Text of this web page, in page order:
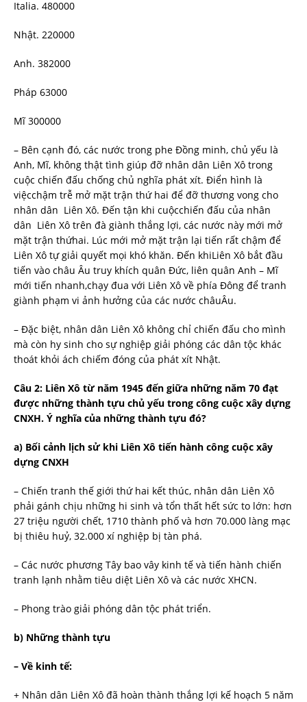
Italia. 480000
Nhật. 220000
Anh. 382000
Pháp 63000
Mĩ 300000
– Bên cạnh đó, các nước trong phe Đồng minh, chủ yếu là
Anh, Mĩ, không thật tình giúp đỡ nhân dân Liên Xô trong
cuộc chiến đấu chống chủ nghĩa phát xít. Điển hình là
việcchậm trễ mở mặt trận thứ hai để đỡ thương vong cho
nhân dân Liên Xô. Đến tận khi cuộcchiến đấu của nhân
dân Liên Xô trên đà giành thắng lợi, các nước này mới mở
mặt trận thứhai. Lúc mới mở mặt trận lại tiến rất chậm để
Liên Xô tự giải quyết mọi khó khăn. Đến khiLiên Xô bắt đầu
tiến vào châu Âu truy khích quân Đức, liên quân Anh – Mĩ
mới tiến nhanh,chạy đua với Liên Xô về phía Đông để tranh
giành phạm vi ảnh hưởng của các nước châuÂu.
– Đặc biệt, nhân dân Liên Xô không chỉ chiến đấu cho mình
mà còn hy sinh cho sự nghiệp giải phóng các dân tộc khác
thoát khỏi ách chiếm đóng của phát xít Nhật.
Câu 2: Liên Xô từ năm 1945 đến giữa những năm 70 đạt
được những thành tựu chủ yếu trong công cuộc xây dựng
CNXH. Ý nghĩa của những thành tựu đó?
a) Bối cảnh lịch sử khi Liên Xô tiến hành công cuộc xây
dựng CNXH
– Chiến tranh thế giới thứ hai kết thúc, nhân dân Liên Xô
phải gánh chịu những hi sinh và tổn thất hết sức to lớn: hơn
27 triệu người chết, 1710 thành phố và hơn 70.000 làng mạc
bị thiêu huỷ, 32.000 xí nghiệp bị tàn phá.
– Các nước phương Tây bao vây kinh tế và tiến hành chiến
tranh lạnh nhằm tiêu diệt Liên Xô và các nước XHCN.
– Phong trào giải phóng dân tộc phát triển.
b) Những thành tựu
– Về kinh tế:
+ Nhân dân Liên Xô đã hoàn thành thắng lợi kế hoạch 5 năm